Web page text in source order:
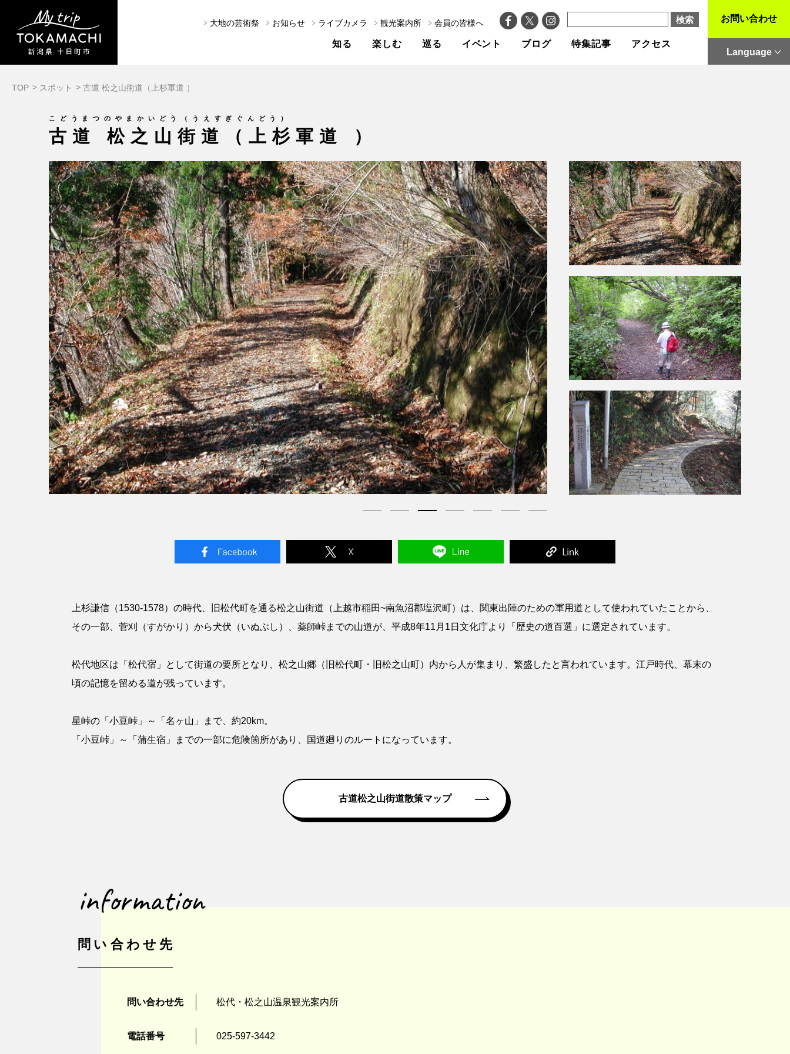
知る 楽しむ 巡る イベント ブログ 特集記事 アクセス
大地の芸術祭 お知らせ ライブカメラ 観光案内所 会員の皆様へ お問い合わせ
Language
TOP スポット 古道 松之山街道（上杉軍道 ）
こどうまつのやまかいどう（うえすぎぐんどう）
古道 松之山街道（上杉軍道 ）
上杉謙信（1530-1578）の時代、旧松代町を通る松之山街道（上越市稲田~南魚沼郡塩沢町）は、関東出陣のための軍用道として使われていたことから、
その一部、菅刈（すがかり）から犬伏（いぬぶし）、薬師峠までの山道が、平成8年11月1日文化庁より「歴史の道百選」に選定されています。
松代地区は「松代宿」として街道の要所となり、松之山郷（旧松代町・旧松之山町）内から人が集まり、繁盛したと言われています。江戸時代、幕末の
頃の記憶を留める道が残っています。
星峠の「小豆峠」～「名ヶ山」まで、約20km。
「小豆峠」～「蒲生宿」までの一部に危険箇所があり、国道廻りのルートになっています。
古道松之山街道散策マップ
information
問い合わせ先
問い合わせ先 松代・松之山温泉観光案内所
電話番号 025-597-3442